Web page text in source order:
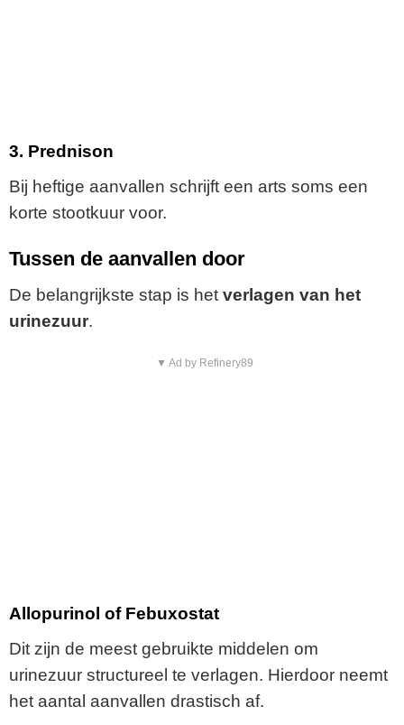
3. Prednison
Bij heftige aanvallen schrijft een arts soms een
korte stootkuur voor.
Tussen de aanvallen door
De belangrijkste stap is het verlagen van het
urinezuur.
▼ Ad by Refinery89
Allopurinol of Febuxostat
Dit zijn de meest gebruikte middelen om
urinezuur structureel te verlagen. Hierdoor neemt
het aantal aanvallen drastisch af.